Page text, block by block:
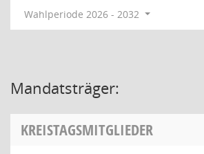
Wahlperiode 2026 - 2032
Mandatsträger:
KREISTAGSMITGLIEDER